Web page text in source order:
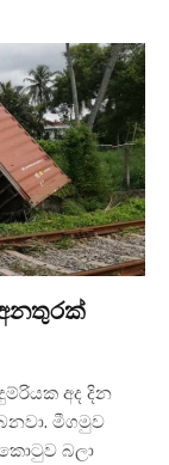
අද දින
මීගමුව
බලා